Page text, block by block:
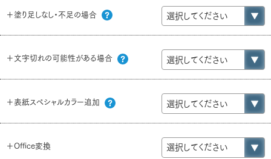
＋塗り足しなし・不足の場合
＋文字切れの可能性がある場合
＋表紙スペシャルカラー追加
＋Office変換